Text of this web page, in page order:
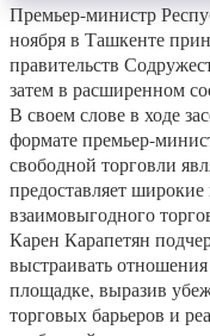
Премьер-министр
ноября в Ташкенте
правительств
затем в расширенном
В своем слове в ходе
формате премьер-
свободной торговли
предоставляет
взаимовыгодного
Карен Карапетян
выстраивать
площадке, выразив
торговых барьеров и